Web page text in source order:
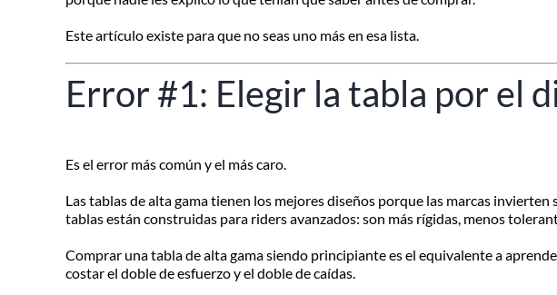
Este artículo existe para que no seas uno más en esa lista.
Error #1: Elegir la tabla por el
Es el error más común y el más caro.
Las tablas de alta gama tienen los mejores diseños porque las marcas
tablas están construidas para riders avanzados: son más rígidas, menos
Comprar una tabla de alta gama siendo principiante es el equivalente a
costar el doble de esfuerzo y el doble de caídas.